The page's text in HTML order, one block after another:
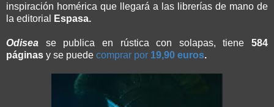
inspiración homérica que llegará a las librerías de mano de
la editorial
Espasa.
Odisea se publica en rústica con solapas, tiene 584
páginas y se puede comprar por 19,90 euros.